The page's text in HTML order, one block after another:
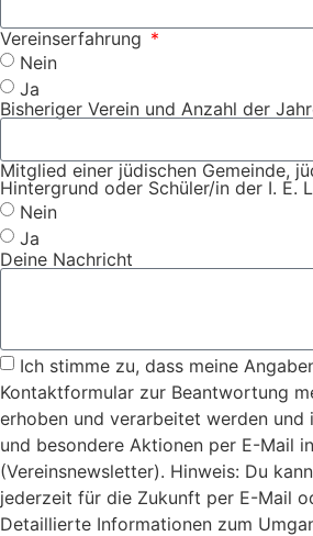
Vereinserfahrung
Nein
Ja
Bisheriger Verein und Anzahl der
Mitglied einer jüdischen Gemeinde,
Hintergrund oder Schüler/in der I. E.
Nein
Ja
Deine Nachricht
Ich stimme zu, dass meine
Kontaktformular zur Beantwortung
erhoben und verarbeitet werden und
und besondere Aktionen per E-Mail
(Vereinsnewsletter). Hinweis: Du
jederzeit für die Zukunft per E-Mail
Detaillierte Informationen zum